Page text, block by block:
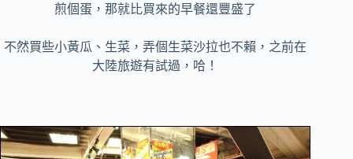
煎個蛋，那就比買來的早餐還豐盛了
不然買些小黃瓜、生菜，弄個生菜沙拉也不賴，之前在
大陸旅遊有試過，哈！